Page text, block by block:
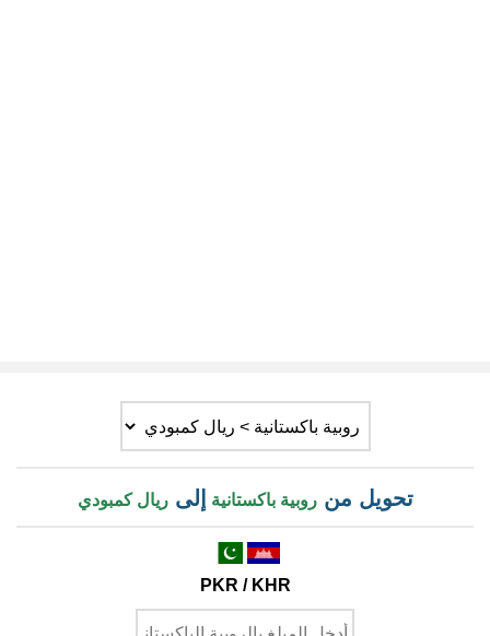
تحويل منروبية باكستانية إلىريال كمبودي
PKR / KHR